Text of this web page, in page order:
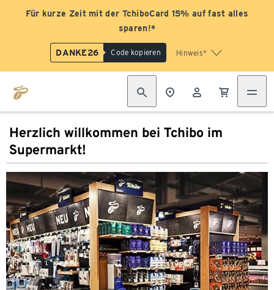
Für kurze Zeit mit der TchiboCard 15% auf fast alles
sparen!*
DANKE26 Code kopieren Hinweis*
Herzlich willkommen bei Tchibo im
Supermarkt!